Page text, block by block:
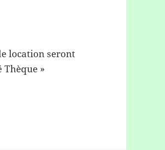
location seront
Thèque »